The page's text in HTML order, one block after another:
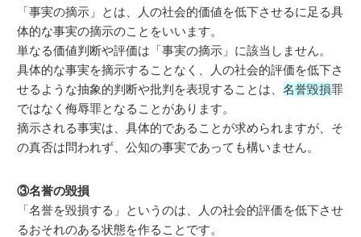
「事実の摘示」とは、人の社会的価値を低下させるに足る具
体的な事実の摘示のことをいいます。
単なる価値判断や評価は「事実の摘示」に該当しません。
具体的な事実を摘示することなく、人の社会的評価を低下さ
せるような抽象的判断や批判を表現することは、名誉毀損罪
ではなく侮辱罪となることがあります。
摘示される事実は、具体的であることが求められますが、そ
の真否は問われず、公知の事実であっても構いません。
③名誉の毀損
「名誉を毀損する」というのは、人の社会的評価を低下させ
るおそれのある状態を作ることです。